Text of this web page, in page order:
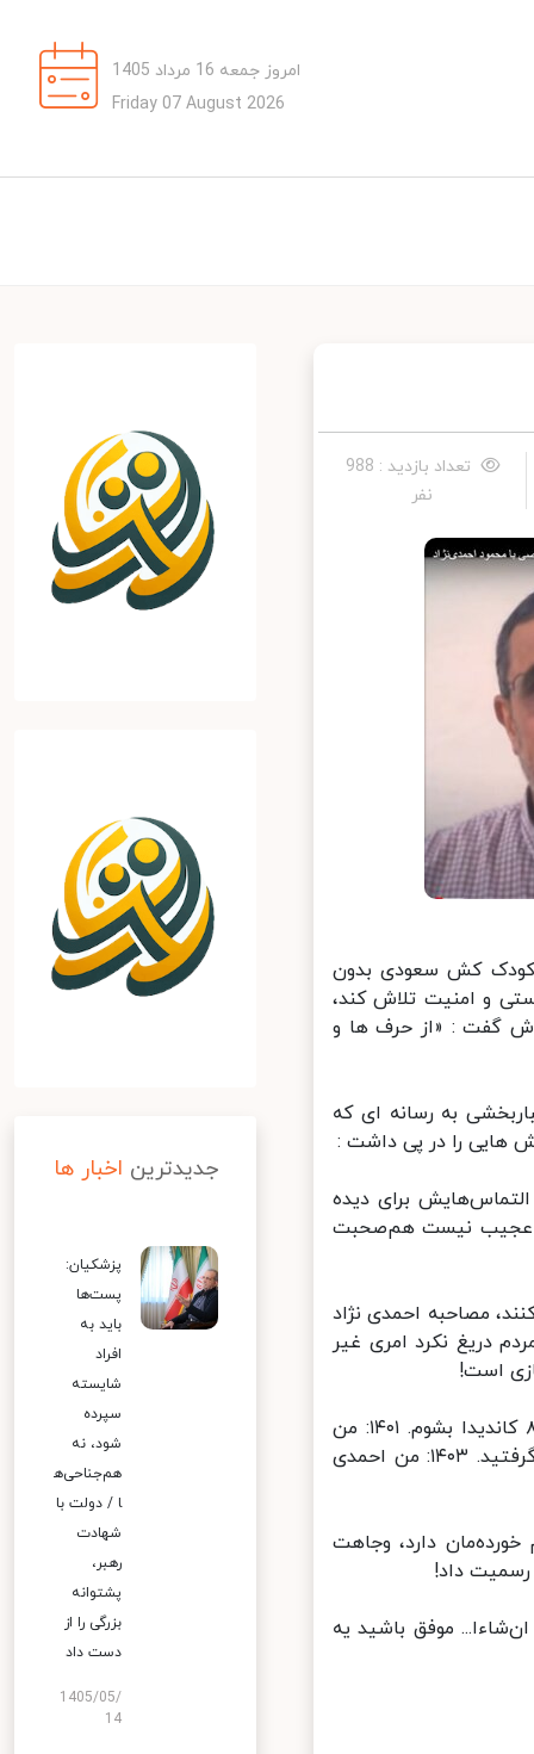
امروز جمعه 16 مرداد 1405
Friday 07 August 2026
تعداد بازدید : 988
نفر
کودک کش سعودی بدون
و امنیت تلاش کند،
گفت : «از حرف ها و
به رسانه ای که
هایی را در پی داشت :
برای دیده
عجیب نیست هم‌صحبت
مصاحبه احمدی نژاد
دریغ نکرد امری غیر
است!
* احمدی نژاد ۱۳۹۹: من مخالف حصر بودم. ۱۴۰۰: من نمی خواستم سال ۸۸ کاندیدا بشوم. ۱۴۰۱: من
مخالف ریاست جمهوری خودم بودم. ۱۴۰۲: من رئیس جمهور نبودم، اشتباه گرفتید. ۱۴۰۳: من احمدی
دارد، وجاهت
داد!
موفق باشید یه
جدیدترین اخبار ها
پزشکیان:
پست‌ها
باید به
افراد
شایسته
سپرده
شود، نه
هم‌جناحی‌ه
ا / دولت با
شهادت
رهبر،
پشتوانه
بزرگی را از
دست داد
1405/05/
14